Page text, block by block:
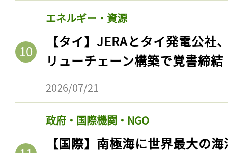
エネルギー・資源
【タイ】JERAとタイ発電公社
リューチェーン構築で覚書締結
2026/07/21
政府・国際機関・NGO
【国際】南極海に世界最大の